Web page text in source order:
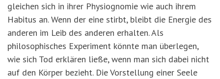
gleichen sich in ihrer Physiognomie wie auch ihrem
Habitus an. Wenn der eine stirbt, bleibt die Energie des
anderen im Leib des anderen erhalten. Als
philosophisches Experiment könnte man überlegen,
wie sich Tod erklären ließe, wenn man sich dabei nicht
auf den Körper bezieht. Die Vorstellung einer Seele